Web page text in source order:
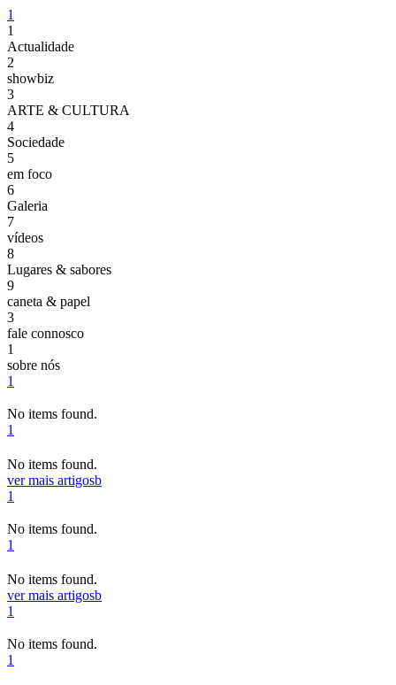
1
1
Actualidade
2
showbiz
3
ARTE & CULTURA
4
Sociedade
5
em foco
6
Galeria
7
vídeos
8
Lugares & sabores
9
caneta & papel
3
fale connosco
1
sobre nós
1
No items found.
1
No items found.
ver mais artigosb
1
No items found.
1
No items found.
ver mais artigosb
1
No items found.
1